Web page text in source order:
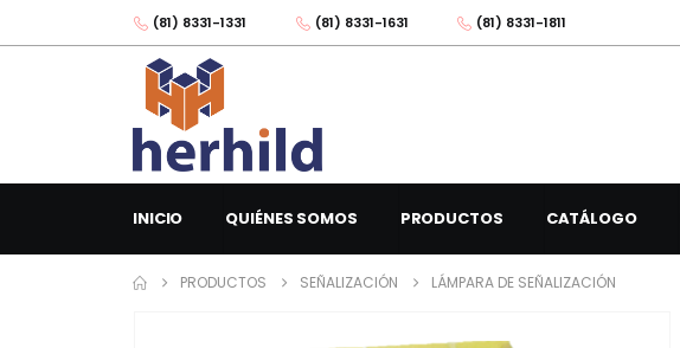
(81) 8331-1331 (81) 8331-1631 (81) 8331-1811
INICIO QUIÉNES SOMOS PRODUCTOS CATÁLOGO
PRODUCTOS SEÑALIZACIÓN LÁMPARA DE SEÑALIZACIÓN